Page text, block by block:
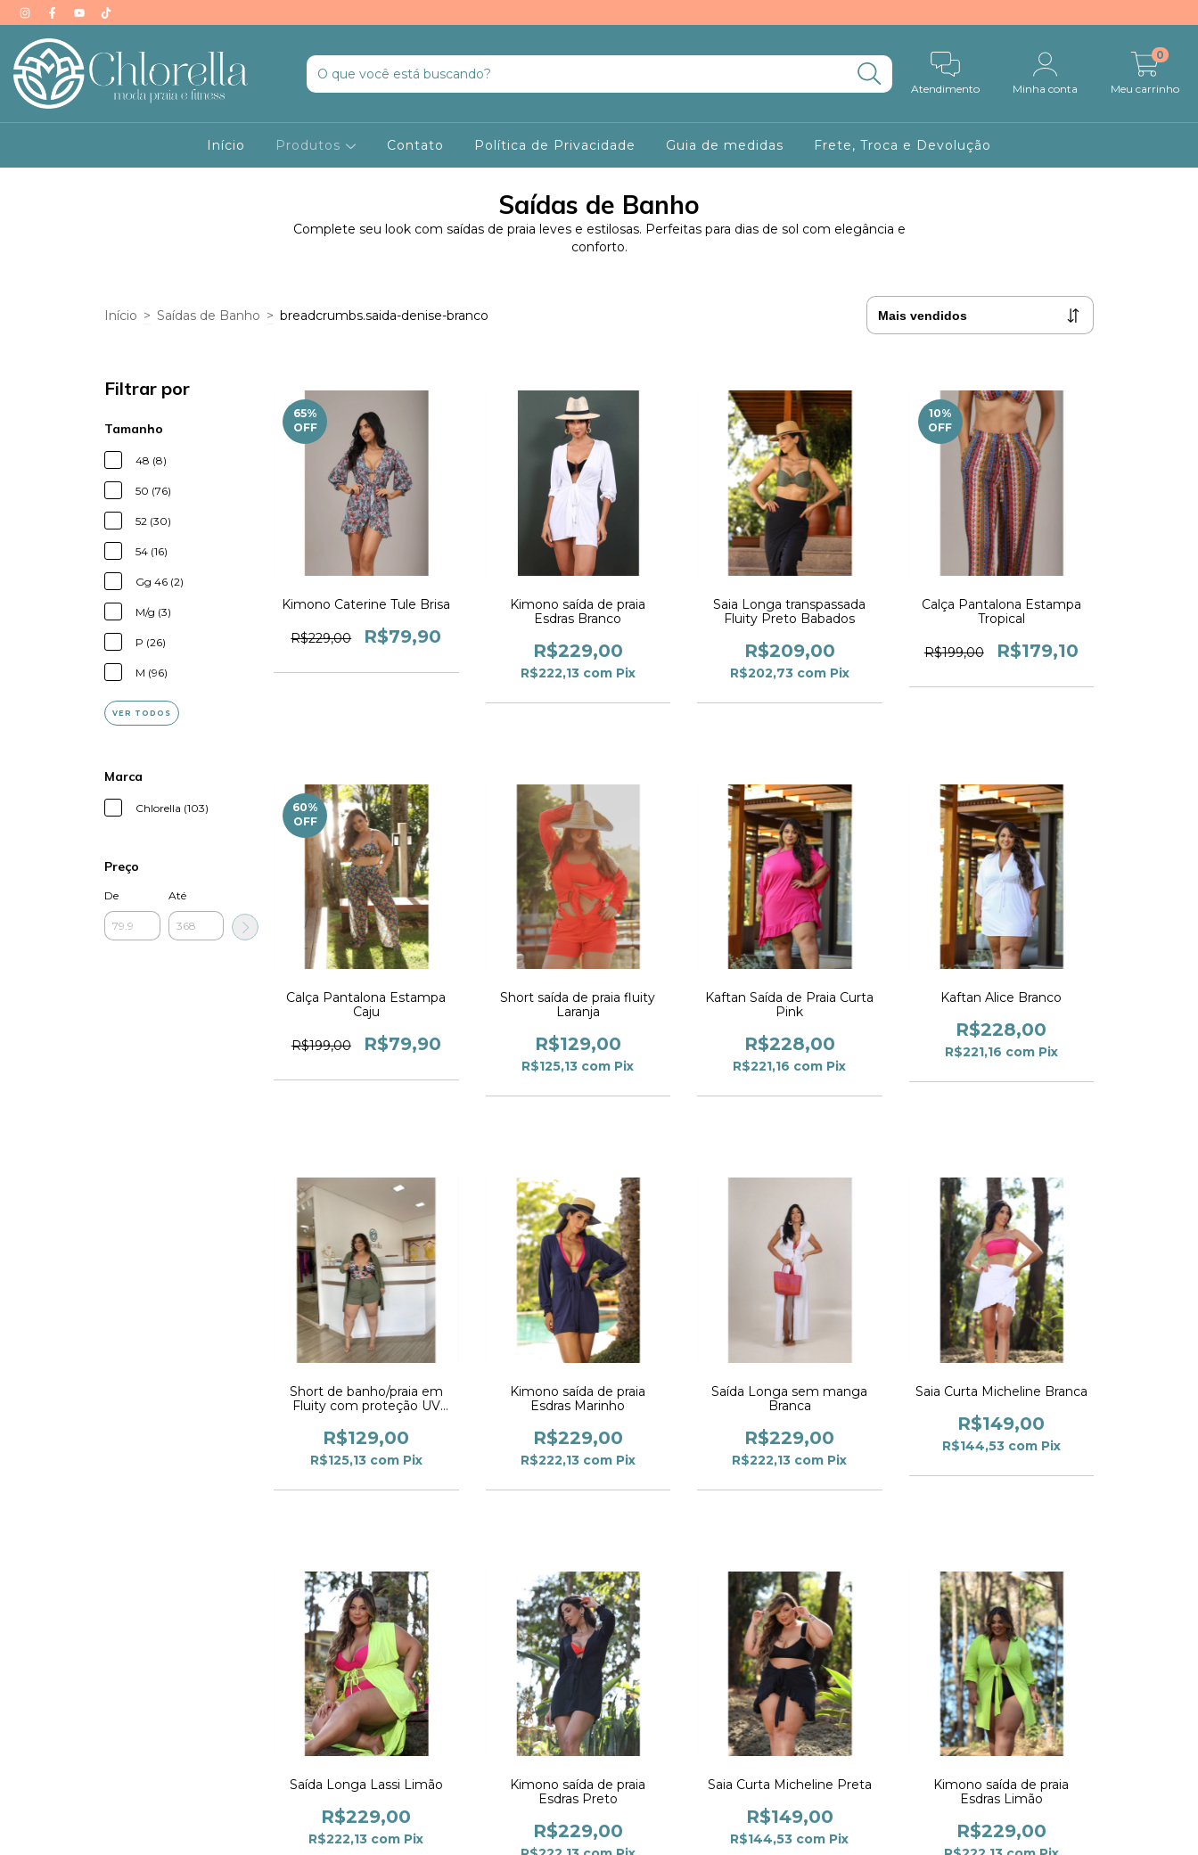
Atendimento Minha conta Meu carrinho
0
Início Produtos Contato Política de Privacidade Guia de medidas Frete, Troca e Devolução
Saídas de Banho
Complete seu look com saídas de praia leves e estilosas. Perfeitas para dias de sol com elegância e
conforto.
Início > Saídas de Banho > breadcrumbs.saida-denise-branco
Filtrar por
Tamanho
48 (8)
50 (76)
52 (30)
54 (16)
Gg 46 (2)
M/g (3)
P (26)
M (96)
VER TODOS
Marca
Chlorella (103)
Preço
De Até
65%
OFF
Kimono Caterine Tule Brisa
R$229,00 R$79,90
Kimono saída de praia
Esdras Branco
R$229,00
R$222,13 com Pix
Saia Longa transpassada
Fluity Preto Babados
R$209,00
R$202,73 com Pix
10%
OFF
Calça Pantalona Estampa
Tropical
R$199,00 R$179,10
60%
OFF
Calça Pantalona Estampa
Caju
R$199,00 R$79,90
Short saída de praia fluity
Laranja
R$129,00
R$125,13 com Pix
Kaftan Saída de Praia Curta
Pink
R$228,00
R$221,16 com Pix
Kaftan Alice Branco
R$228,00
R$221,16 com Pix
Short de banho/praia em
Fluity com proteção UV
R$129,00
R$125,13 com Pix
Kimono saída de praia
Esdras Marinho
R$229,00
R$222,13 com Pix
Saída Longa sem manga
Branca
R$229,00
R$222,13 com Pix
Saia Curta Micheline Branca
R$149,00
R$144,53 com Pix
Saída Longa Lassi Limão
R$229,00
R$222,13 com Pix
Kimono saída de praia
Esdras Preto
R$229,00
Saia Curta Micheline Preta
R$149,00
R$144,53 com Pix
Kimono saída de praia
Esdras Limão
R$229,00